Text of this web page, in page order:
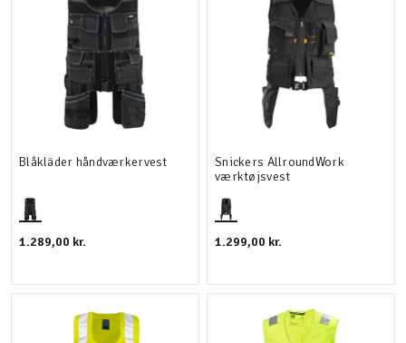
Blåkläder håndværkervest
1.289,00 kr.
Snickers AllroundWork
værktøjsvest
1.299,00 kr.